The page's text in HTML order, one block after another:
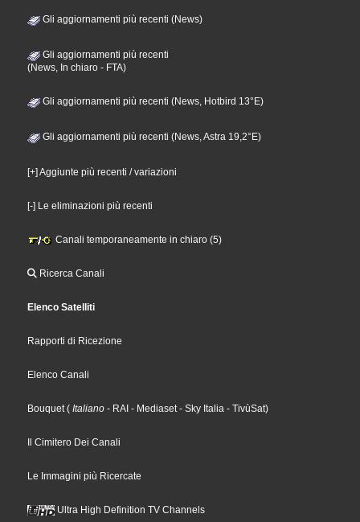
Gli aggiornamenti più recenti (News)
Gli aggiornamenti più recenti
(News, In chiaro - FTA)
Gli aggiornamenti più recenti (News, Hotbird 13°E)
Gli aggiornamenti più recenti (News, Astra 19,2°E)
[+] Aggiunte più recenti / variazioni
[-] Le eliminazioni più recenti
Canali temporaneamente in chiaro (5)
Ricerca Canali
Elenco Satelliti
Rapporti di Ricezione
Elenco Canali
Bouquet ( Italiano - RAI - Mediaset - Sky Italia - TivùSat)
Il Cimitero Dei Canali
Le Immagini più Ricercate
Ultra High Definition TV Channels